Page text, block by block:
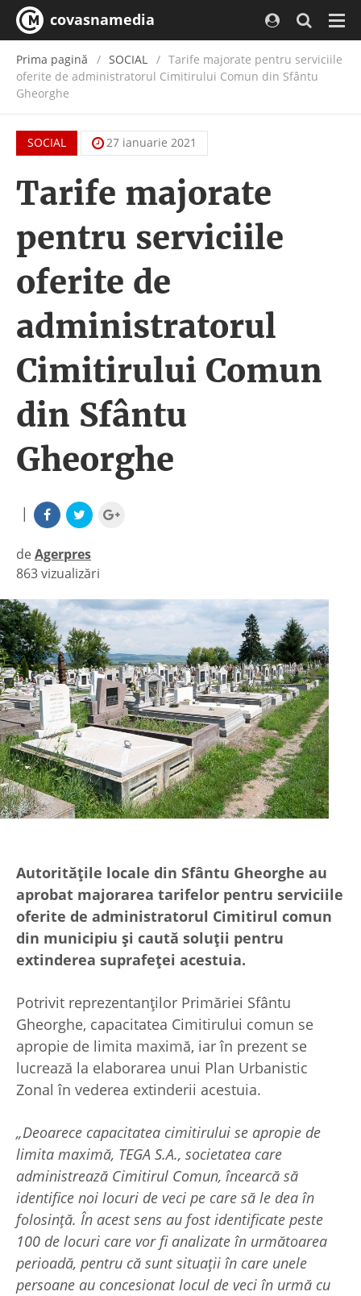
covasnamedia
Prima pagină SOCIAL
Tarife majorate pentru serviciile
oferite de administratorul Cimitirului Comun din Sfântu
Gheorghe
SOCIAL 27 ianuarie 2021
Tarife majorate
pentru serviciile
oferite de
administratorul
Cimitirului Comun
din Sfântu
Gheorghe
|
deAgerpres
|
863 vizualizări
Autorităţile locale din Sfântu Gheorghe au
aprobat majorarea tarifelor pentru serviciile
oferite de administratorul Cimitirul comun
din municipiu şi caută soluţii pentru
extinderea suprafeţei acestuia.
Potrivit reprezentanţilor Primăriei Sfântu
Gheorghe, capacitatea Cimitirului comun se
apropie de limita maximă, iar în prezent se
lucrează la elaborarea unui Plan Urbanistic
Zonal în vederea extinderii acestuia.
„Deoarece capacitatea cimitirului se apropie de
limita maximă, TEGA S.A., societatea care
administrează Cimitirul Comun, încearcă să
identifice noi locuri de veci pe care să le dea în
folosinţă. În acest sens au fost identificate peste
100 de locuri care vor fi analizate în următoarea
perioadă, pentru că sunt situaţii în care unele
persoane au concesionat locul de veci în urmă cu